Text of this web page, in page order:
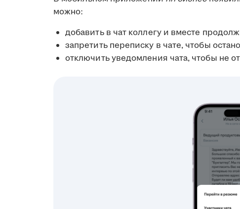
можно:
добавить в чат коллегу и вместе
запретить переписку в чате, чтобы
отключить уведомления чата, чтобы не